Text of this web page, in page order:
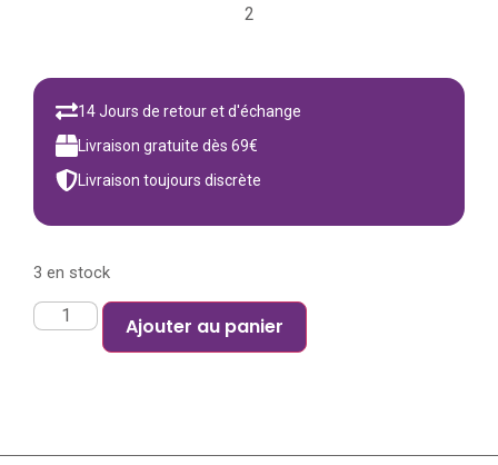
2
14 Jours de retour et d'échange
Livraison gratuite dès 69€
Livraison toujours discrète
3 en stock
Ajouter au panier